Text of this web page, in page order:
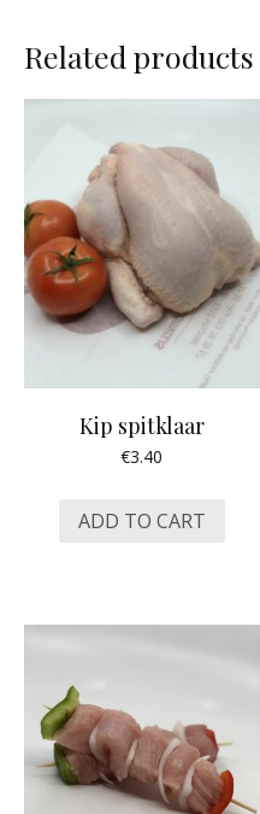
Related products
Kip spitklaar
€3.40
ADD TO CART